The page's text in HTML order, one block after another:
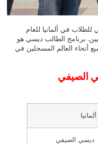
في ألمانيا للعام
الدوليين. برنامج الطالب ديسي هو
أنحاء العالم المسجلين في
ديسي الصيفي
ألمانيا
ديسي الصيفي